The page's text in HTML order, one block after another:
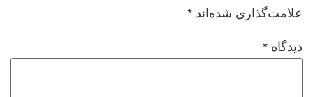
علامت‌گذاری شده‌اند *
دیدگاه *